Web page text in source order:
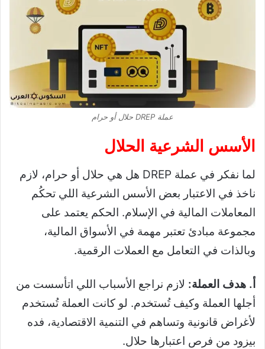
عملة DREP حلال أو حرام
الأسس الشرعية الحلال
لما نفكر في عملة DREP هل هي حلال أو حرام، لازم
ناخذ في الاعتبار بعض الأسس الشرعية اللي تحكُم
المعاملات المالية في الإسلام. الحكم يعتمد على
مجموعة مبادئ تعتبر مهمة في الأسواق المالية،
وبالذات في التعامل مع العملات الرقمية.
أ. هدف العملة: لازم نراجع الأسباب اللي اتأسست من
أجلها العملة وكيف تُستخدم. لو كانت العملة تُستخدم
لأغراض قانونية وتساهم في التنمية الاقتصادية، فده
بيزود من فرص اعتبارها حلال.